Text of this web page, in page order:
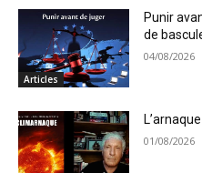
Articles
Punir
de
04/08/2026
01/08/2026